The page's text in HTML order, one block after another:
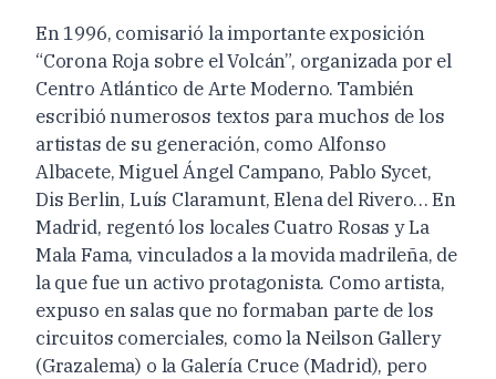
En 1996, comisarió la importante exposición
“Corona Roja sobre el Volcán”, organizada por el
Centro Atlántico de Arte Moderno. También
escribió numerosos textos para muchos de los
artistas de su generación, como Alfonso
Albacete, Miguel Ángel Campano, Pablo Sycet,
Dis Berlin, Luís Claramunt, Elena del Rivero… En
Madrid, regentó los locales Cuatro Rosas y La
Mala Fama, vinculados a la movida madrileña, de
la que fue un activo protagonista. Como artista,
expuso en salas que no formaban parte de los
circuitos comerciales, como la Neilson Gallery
(Grazalema) o la Galería Cruce (Madrid), pero